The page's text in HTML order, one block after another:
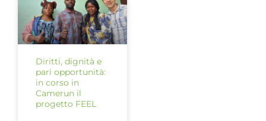
Diritti, dignità e
pari opportunità:
in corso in
Camerun il
progetto FEEL